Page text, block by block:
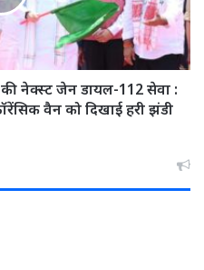
की नेक्स्ट जेन डायल-112 सेवा :
वैन को दिखाई हरी झंडी